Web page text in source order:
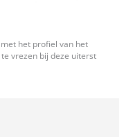
het profiel van het
vrezen bij deze uiterst